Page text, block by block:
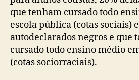
que tenham cursado todo
escola pública (cotas sociais)
autodeclarados negros e que
cursado todo ensino médio
(cotas sociorraciais).